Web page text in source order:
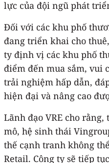
lực của đội ngũ phát
Đối với các khu phố
đang triển khai cho
ty định vị các khu phố
điểm đến mua sắm, vui
trải nghiệm hấp dẫn,
hiện đại và nâng cao
Lãnh đạo VRE cho
mô, hệ sinh thái
thế cạnh tranh không
Retail. Công ty sẽ tiếp